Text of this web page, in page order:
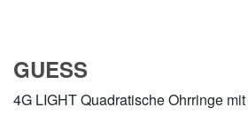
GUESS
4G LIGHT Quadratische Ohrringe